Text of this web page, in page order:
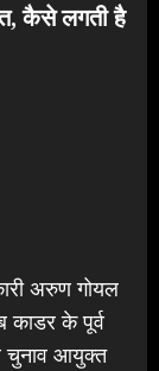
कैसे लगती है
अरुण गोयल
काडर के पूर्व
चुनाव आयुक्त